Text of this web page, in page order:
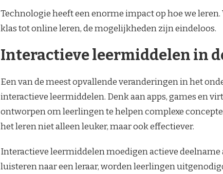
Technologie heeft een enorme impact op hoe we
klas tot online leren, de mogelijkheden zijn eindeloos.
Interactieve leermiddelen in
Een van de meest opvallende veranderingen in het
interactieve leermiddelen. Denk aan apps, games en
ontworpen om leerlingen te helpen complexe
het leren niet alleen leuker, maar ook effectiever.
Interactieve leermiddelen moedigen actieve deelname
luisteren naar een leraar, worden leerlingen